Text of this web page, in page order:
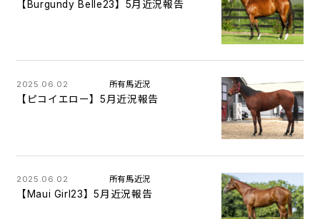
【Burgundy Belle23】5月近況報告
2025.06.02 所有馬近況
【ピコイエロー】5月近況報告
2025.06.02 所有馬近況
【Maui Girl23】5月近況報告